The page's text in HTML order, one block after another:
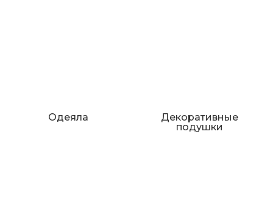
Одеяла
Декоративные
подушки